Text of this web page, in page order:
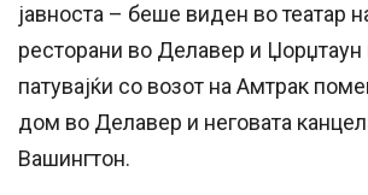
јавноста – беше виден во театар
ресторани во Делавер и Џорџтаун
патувајќи со возот на Амтрак
дом во Делавер и неговата
Вашингтон.